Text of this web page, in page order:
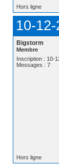
Hors ligne
10-
Bigstorm
Membre
Inscription : 10-
Messages : 7
Hors ligne